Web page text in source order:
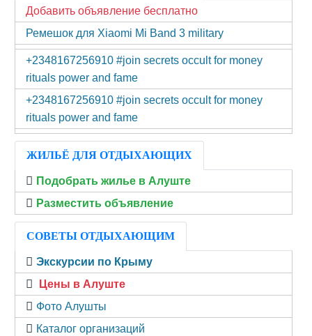
Добавить объявление бесплатно
Ремешок для Xiaomi Mi Band 3 military
+2348167256910 #join secrets occult for money
rituals power and fame
+2348167256910 #join secrets occult for money
rituals power and fame
ЖИЛЬЁ ДЛЯ ОТДЫХАЮЩИХ
Подобрать жилье в Алуште
Разместить объявление
СОВЕТЫ ОТДЫХАЮЩИМ
Экскурсии по Крыму
Цены в Алуште
Фото Алушты
Каталог организаций